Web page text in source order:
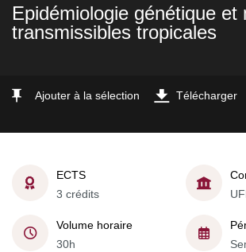
Epidémiologie génétique et
transmissibles tropicales
Ajouter à la sélection Télécharger
ECTS
3 crédits
Volume horaire
30h